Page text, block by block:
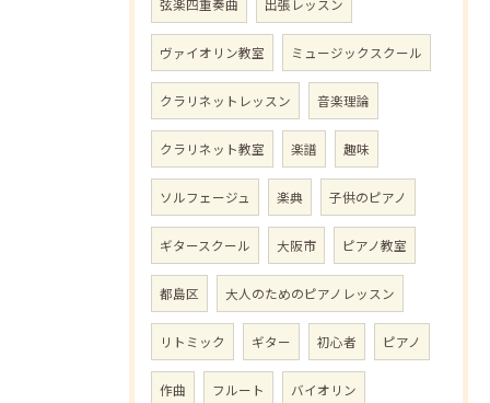
弦楽四重奏曲 出張レッスン
ヴァイオリン教室 ミュージックスクール
クラリネットレッスン 音楽理論
クラリネット教室 楽譜 趣味
ソルフェージュ 楽典 子供のピアノ
ギタースクール 大阪市 ピアノ教室
都島区 大人のためのピアノレッスン
リトミック ギター 初心者 ピアノ
作曲 フルート バイオリン